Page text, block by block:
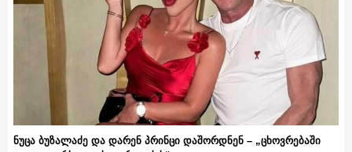
ნუცა ბუზალაძე და დარენ პრინცი დაშორდნენ – „ცხოვრებაში